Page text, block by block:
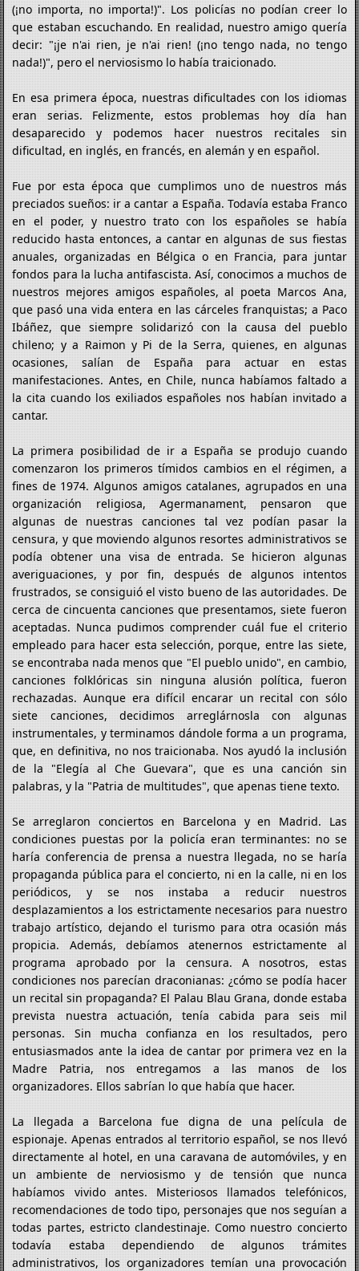
(¡no importa, no importa!)". Los policías no podían creer lo
que estaban escuchando. En realidad, nuestro amigo quería
decir: "¡je n'ai rien, je n'ai rien! (¡no tengo nada, no tengo
nada!)", pero el nerviosismo lo había traicionado.
En esa primera época, nuestras dificultades con los idiomas
eran serias. Felizmente, estos problemas hoy día han
desaparecido y podemos hacer nuestros recitales sin
dificultad, en inglés, en francés, en alemán y en español.
Fue por esta época que cumplimos uno de nuestros más
preciados sueños: ir a cantar a España. Todavía estaba Franco
en el poder, y nuestro trato con los españoles se había
reducido hasta entonces, a cantar en algunas de sus fiestas
anuales, organizadas en Bélgica o en Francia, para juntar
fondos para la lucha antifascista. Así, conocimos a muchos de
nuestros mejores amigos españoles, al poeta Marcos Ana,
que pasó una vida entera en las cárceles franquistas; a Paco
Ibáñez, que siempre solidarizó con la causa del pueblo
chileno; y a Raimon y Pi de la Serra, quienes, en algunas
ocasiones, salían de España para actuar en estas
manifestaciones. Antes, en Chile, nunca habíamos faltado a
la cita cuando los exiliados españoles nos habían invitado a
cantar.
La primera posibilidad de ir a España se produjo cuando
comenzaron los primeros tímidos cambios en el régimen, a
fines de 1974. Algunos amigos catalanes, agrupados en una
organización religiosa, Agermanament, pensaron que
algunas de nuestras canciones tal vez podían pasar la
censura, y que moviendo algunos resortes administrativos se
podía obtener una visa de entrada. Se hicieron algunas
averiguaciones, y por fin, después de algunos intentos
frustrados, se consiguió el visto bueno de las autoridades. De
cerca de cincuenta canciones que presentamos, siete fueron
aceptadas. Nunca pudimos comprender cuál fue el criterio
empleado para hacer esta selección, porque, entre las siete,
se encontraba nada menos que "El pueblo unido", en cambio,
canciones folklóricas sin ninguna alusión política, fueron
rechazadas. Aunque era difícil encarar un recital con sólo
siete canciones, decidimos arreglárnosla con algunas
instrumentales, y terminamos dándole forma a un programa,
que, en definitiva, no nos traicionaba. Nos ayudó la inclusión
de la "Elegía al Che Guevara", que es una canción sin
palabras, y la "Patria de multitudes", que apenas tiene texto.
Se arreglaron conciertos en Barcelona y en Madrid. Las
condiciones puestas por la policía eran terminantes: no se
haría conferencia de prensa a nuestra llegada, no se haría
propaganda pública para el concierto, ni en la calle, ni en los
periódicos, y se nos instaba a reducir nuestros
desplazamientos a los estrictamente necesarios para nuestro
trabajo artístico, dejando el turismo para otra ocasión más
propicia. Además, debíamos atenernos estrictamente al
programa aprobado por la censura. A nosotros, estas
condiciones nos parecían draconianas: ¿cómo se podía hacer
un recital sin propaganda? El Palau Blau Grana, donde estaba
prevista nuestra actuación, tenía cabida para seis mil
personas. Sin mucha confianza en los resultados, pero
entusiasmados ante la idea de cantar por primera vez en la
Madre Patria, nos entregamos a las manos de los
organizadores. Ellos sabrían lo que había que hacer.
La llegada a Barcelona fue digna de una película de
espionaje. Apenas entrados al territorio español, se nos llevó
directamente al hotel, en una caravana de automóviles, y en
un ambiente de nerviosismo y de tensión que nunca
habíamos vivido antes. Misteriosos llamados telefónicos,
recomendaciones de todo tipo, personajes que nos seguían a
todas partes, estricto clandestinaje. Como nuestro concierto
todavía estaba dependiendo de algunos trámites
administrativos, los organizadores temían una provocación